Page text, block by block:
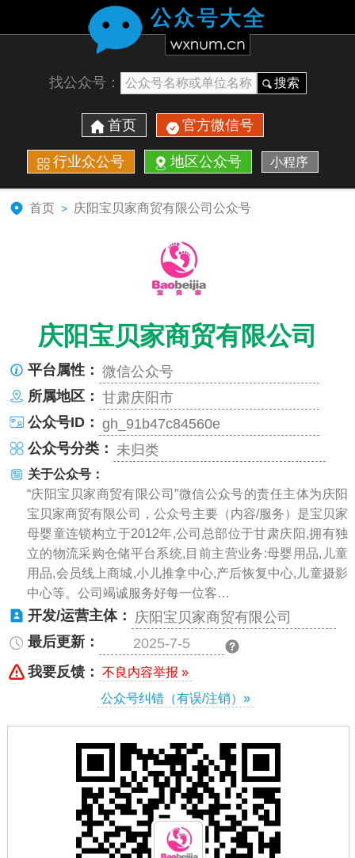
找公众号： 搜索
首页 官方微信号
行业众公号 地区公众号 小程序
首页 > 庆阳宝贝家商贸有限公司公众号
庆阳宝贝家商贸有限公司
平台属性： 微信公众号
所属地区： 甘肃庆阳市
公众号ID： gh_91b47c84560e
公众号分类： 未归类
关于公众号：
“庆阳宝贝家商贸有限公司”微信公众号的责任主体为庆阳
宝贝家商贸有限公司，公众号主要（内容/服务）是宝贝家
母婴童连锁构立于2012年,公司总部位于甘肃庆阳,拥有独
立的物流采购仓储平台系统,目前主营业务:母婴用品,儿童
用品,会员线上商城,小儿推拿中心,产后恢复中心,儿童摄影
中心等。公司竭诚服务好每一位客…
开发/运营主体： 庆阳宝贝家商贸有限公司
最后更新：
2025-7-5
我要反馈：
不良内容举报 »
公众号纠错（有误/注销）»